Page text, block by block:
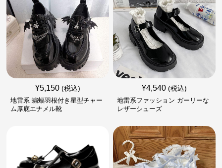
¥5,150 (税込)
地雷系 蝙蝠羽根付き星型チャー
ム厚底エナメル靴
¥4,540 (税込)
地雷系ファッション ガーリーな
レザーシューズ